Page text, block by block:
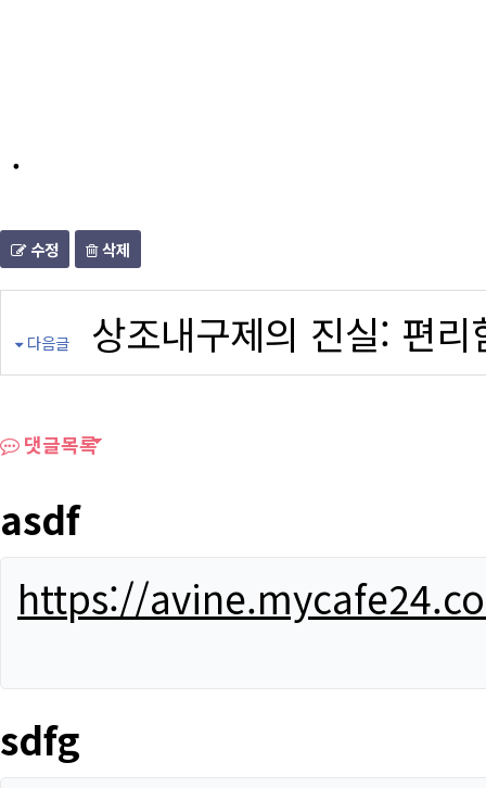
.
수정 삭제
다음글 상조내구제의 진실: 편
댓글목록
asdf
https://
sdfg